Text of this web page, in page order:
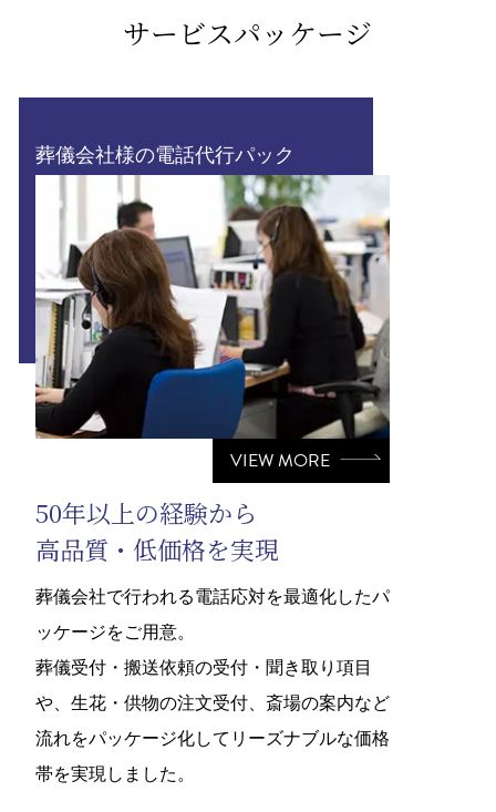
サービスパッケージ
葬儀会社様の電話代行パック
VIEW MORE
50年以上の経験から
高品質・低価格を実現
葬儀会社で行われる電話応対を最適化したパ
ッケージをご用意。
葬儀受付・搬送依頼の受付・聞き取り項目
や、生花・供物の注文受付、斎場の案内など
流れをパッケージ化してリーズナブルな価格
帯を実現しました。